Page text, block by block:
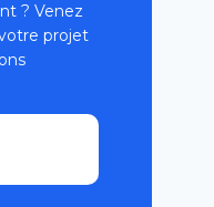
? Venez
projet